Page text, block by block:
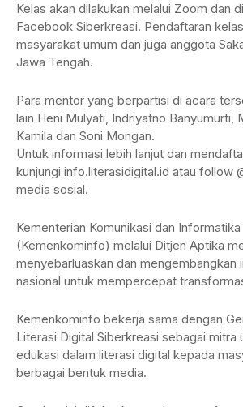
Kelas akan dilakukan melalui Zoom dan
Facebook Siberkreasi. Pendaftaran
masyarakat umum dan juga anggota
Jawa Tengah.
Para mentor yang berpartisi di acara
lain Heni Mulyati, Indriyatno Banyumurti,
Kamila dan Soni Mongan.
Untuk informasi lebih lanjut dan
kunjungi info.literasidigital.id atau follow
media sosial.
Kementerian Komunikasi dan Informatika
(Kemenkominfo) melalui Ditjen Aptika
menyebarluaskan dan mengembangkan
nasional untuk mempercepat
Kemenkominfo bekerja sama dengan
Literasi Digital Siberkreasi sebagai mitra
edukasi dalam literasi digital kepada
berbagai bentuk media.